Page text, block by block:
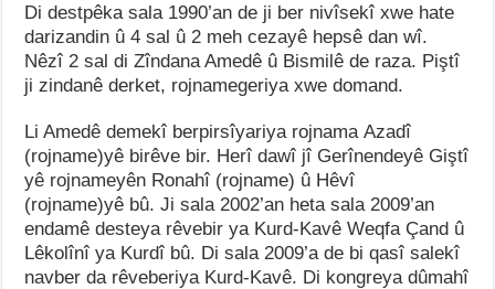
Di destpêka sala 1990’an de ji ber nivîsekî xwe hate
darizandin û 4 sal û 2 meh cezayê hepsê dan wî.
Nêzî 2 sal di Zîndana Amedê û Bismilê de raza. Piştî
ji zindanê derket, rojnamegeriya xwe domand.
Li Amedê demekî berpirsîyariya rojnama Azadî
(rojname)yê birêve bir. Herî dawî jî Gerînendeyê Giştî
yê rojnameyên Ronahî (rojname) û Hêvî
(rojname)yê bû. Ji sala 2002’an heta sala 2009’an
endamê desteya rêvebir ya Kurd-Kavê Weqfa Çand û
Lêkolînî ya Kurdî bû. Di sala 2009’a de bi qasî salekî
navber da rêveberiya Kurd-Kavê. Di kongreya dûmahî